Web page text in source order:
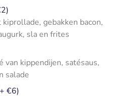
gebakken bacon,
sla en frites
van kippendijen, satésaus,
salade
€6)